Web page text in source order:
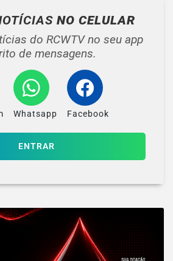
NO CELULAR
do RCWTV no seu app
de mensagens.
Whatsapp Facebook
ENTRAR